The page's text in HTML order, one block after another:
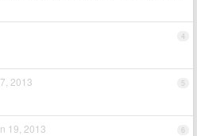
4
5
2013
6
19, 2013